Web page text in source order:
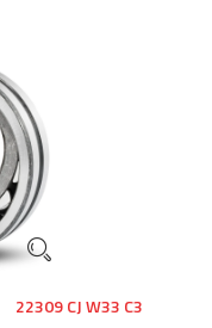
22309 CJ W33 C3